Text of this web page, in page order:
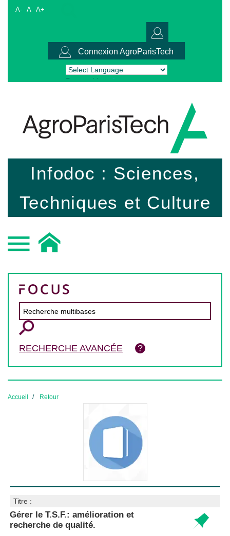
A- A A+
Connexion AgroParisTech
Powered by Translate
Infodoc : Sciences,
Techniques et Culture
RECHERCHE AVANCÉE
Accueil Retour
Titre :
Gérer le T.S.F.: amélioration et
recherche de qualité.